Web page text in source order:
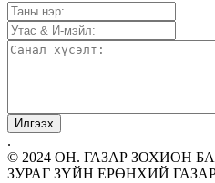
.
© 2024 ОН. ГАЗАР ЗОХИОН
ЗУРАГ ЗҮЙН ЕРӨНХИЙ